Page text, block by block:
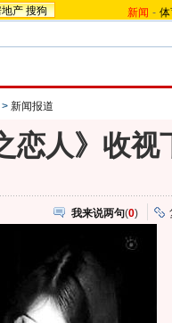
产 搜狗 新闻 -
> 新闻报道
恋人》收视
我来说两句(0)